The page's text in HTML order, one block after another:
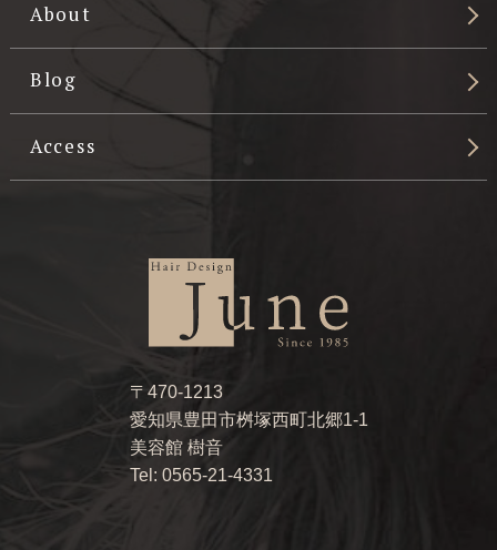
About
Blog
Access
〒470-1213
愛知県豊田市桝塚西町北郷1-1
美容館 樹音
Tel: 0565-21-4331